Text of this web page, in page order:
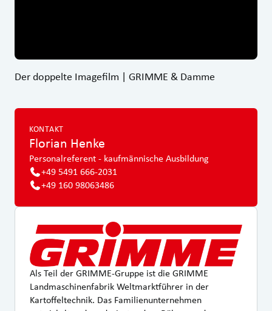
Der doppelte Imagefilm | GRIMME & Damme
KONTAKT
Florian Henke
Personalreferent - kaufmännische Ausbildung
+49 5491 666-2031
+49 160 98063486
Als Teil der GRIMME-Gruppe ist die GRIMME
Landmaschinenfabrik Weltmarktführer in der
Kartoffeltechnik. Das Familienunternehmen